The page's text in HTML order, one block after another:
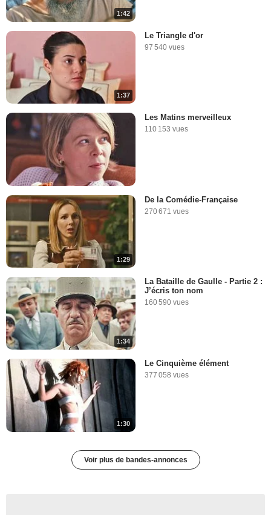
1:42
1:37
Le Triangle d'or
97 540 vues
Les Matins merveilleux
110 153 vues
1:29
De la Comédie-Française
270 671 vues
1:34
La Bataille de Gaulle - Partie 2 :
J’écris ton nom
160 590 vues
1:30
Le Cinquième élément
377 058 vues
Voir plus de bandes-annonces